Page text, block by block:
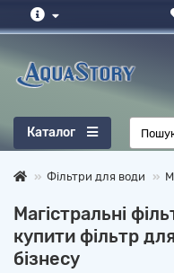
Каталог
Фільтри для води
Магістральні
купити фільтр
бізнесу